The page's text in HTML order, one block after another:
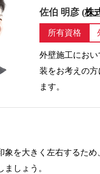
佐伯 明彦 (株
所有資格
外壁施工にお
装をお考えの
ます。
象を大きく左右するた
しょう。